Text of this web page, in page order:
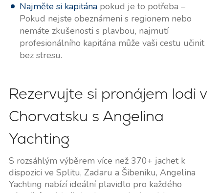
Najměte si kapitánapokud je to potřeba –
Pokud nejste obeznámeni s regionem nebo
nemáte zkušenosti s plavbou, najmutí
profesionálního kapitána může vaši cestu učinit
bez stresu.
Rezervujte si pronájem lodi v
Chorvatsku s Angelina
Yachting
S rozsáhlým výběrem více než 370+ jachet k
dispozici ve Splitu, Zadaru a Šibeniku, Angelina
Yachting nabízí ideální plavidlo pro každého